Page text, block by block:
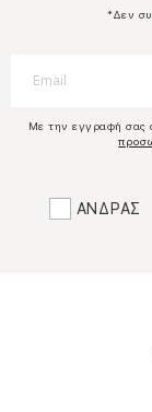
*Δεν
Με την εγγραφή σας
ΑΝΔΡΑΣ